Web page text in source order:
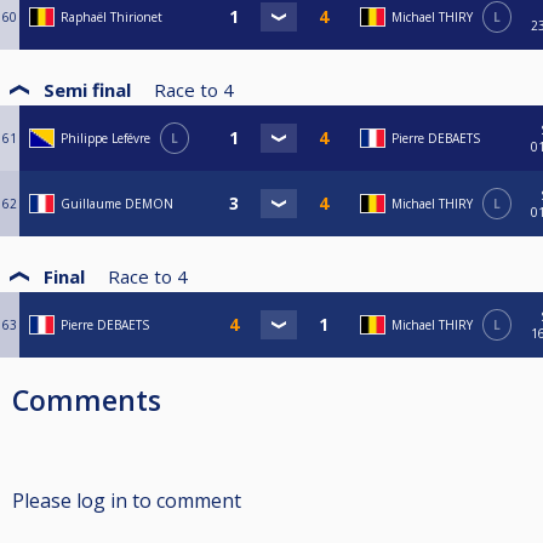
60 Raphaël Thirionet Michael THIRY L
Semi final Race to 4
61 Philippe Lefévre L Pierre DEBAETS
62 Guillaume DEMON Michael THIRY L
Final Race to 4
63 Pierre DEBAETS Michael THIRY L
Comments
Please log in to comment